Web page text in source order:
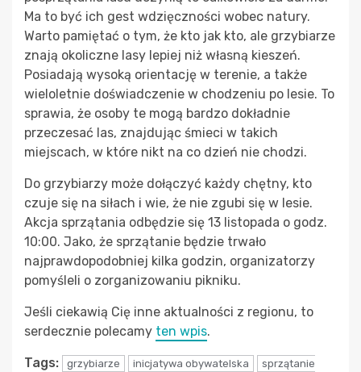
Ma to być ich gest wdzięczności wobec natury.
Warto pamiętać o tym, że kto jak kto, ale grzybiarze
znają okoliczne lasy lepiej niż własną kieszeń.
Posiadają wysoką orientację w terenie, a także
wieloletnie doświadczenie w chodzeniu po lesie. To
sprawia, że osoby te mogą bardzo dokładnie
przeczesać las, znajdując śmieci w takich
miejscach, w które nikt na co dzień nie chodzi.
Do grzybiarzy może dołączyć każdy chętny, kto
czuje się na siłach i wie, że nie zgubi się w lesie.
Akcja sprzątania odbędzie się 13 listopada o godz.
10:00. Jako, że sprzątanie będzie trwało
najprawdopodobniej kilka godzin, organizatorzy
pomyśleli o zorganizowaniu pikniku.
Jeśli ciekawią Cię inne aktualności z regionu, to
serdecznie polecamy ten wpis.
Tags: grzybiarze inicjatywa obywatelska
sprzątanie